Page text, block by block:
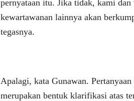
pernyataan itu. Jika tidak, kami
kewartawanan lainnya akan
tegasnya.
Apalagi, kata Gunawan.
merupakan bentuk klarifikasi atas